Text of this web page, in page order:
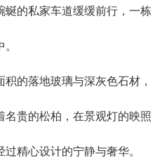
的私家车道缓缓前行，一栋
的落地玻璃与深灰色石材，
名贵的松柏，在景观灯的映照
精心设计的宁静与奢华。